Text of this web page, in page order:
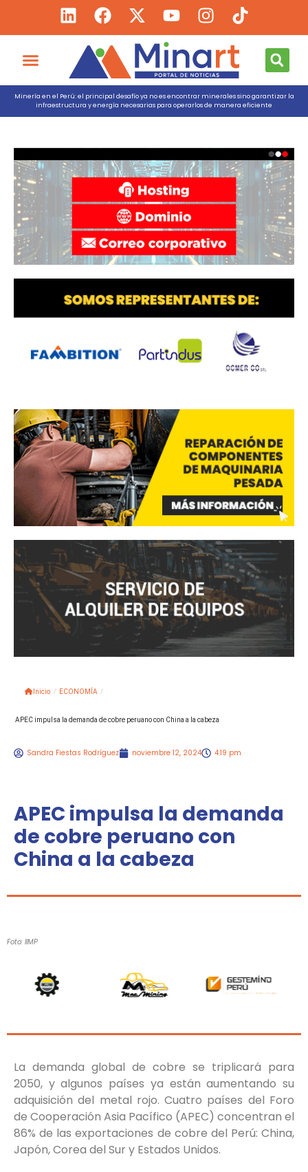
Minería en el Perú: el principal desafío ya no es encontrar minerales sino garantizar la
infraestructura y energía necesarias para operarlos de manera eficiente
Inicio / ECONOMÍA /
APEC impulsa la demanda de cobre peruano con China a la cabeza
Sandra Fiestas Rodríguez noviembre 12, 2024 4:19 pm
APEC impulsa la demanda
de cobre peruano con
China a la cabeza
Foto: IIMP
La demanda global de cobre se triplicará para
2050, y algunos países ya están aumentando su
adquisición del metal rojo. Cuatro países del Foro
de Cooperación Asia Pacífico (APEC) concentran el
86% de las exportaciones de cobre del Perú: China,
Japón, Corea del Sur y Estados Unidos.